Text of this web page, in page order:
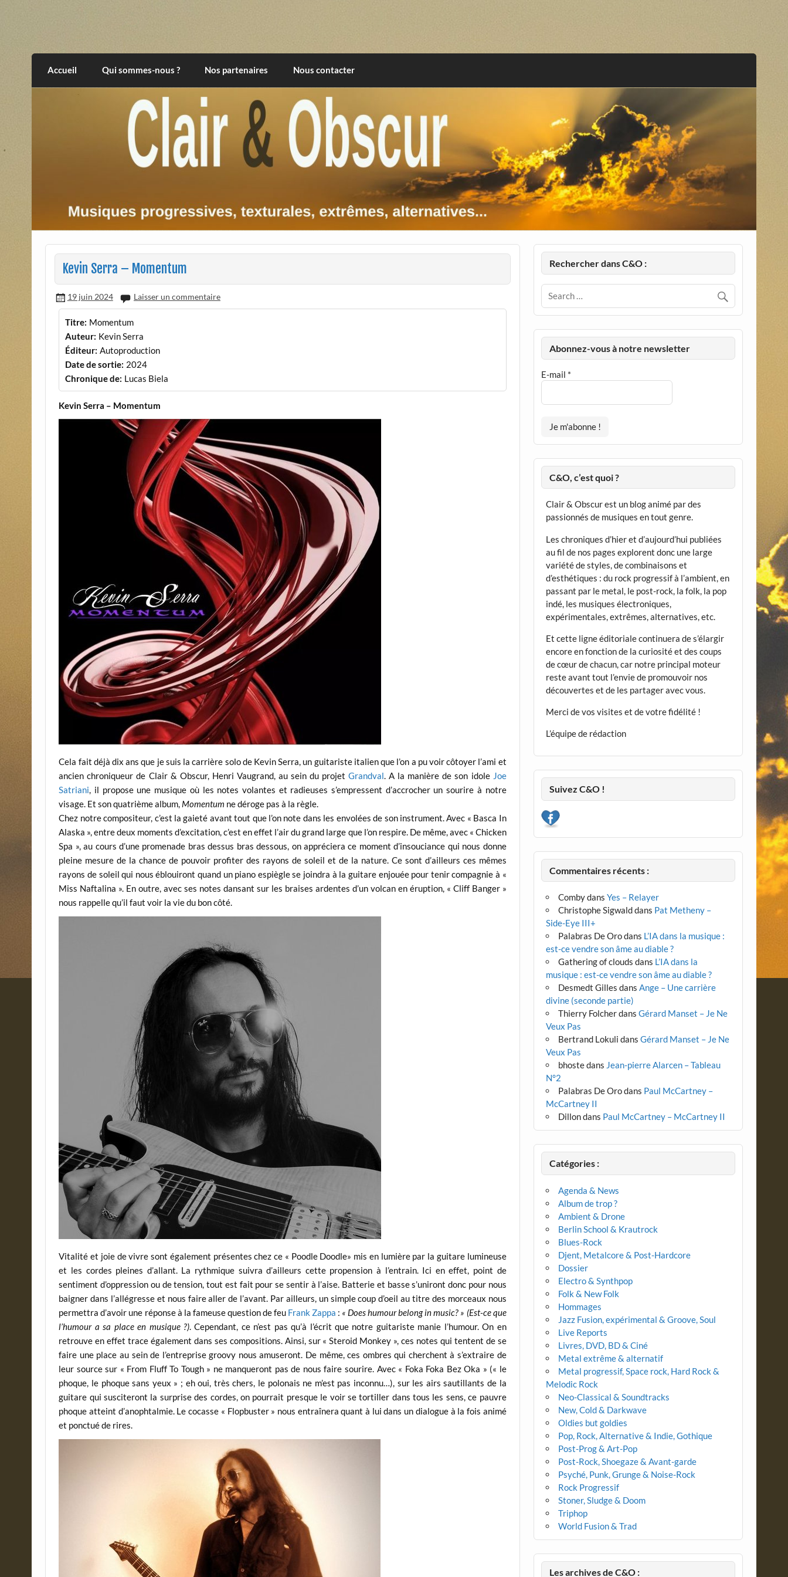
Clair et Obscur
Accueil Qui sommes-nous ? Nos partenaires Nous contacter
Kevin Serra – Momentum
19 juin 2024 Laisser un commentaire
Titre: Momentum
Auteur: Kevin Serra
Éditeur: Autoproduction
Date de sortie: 2024
Chronique de: Lucas Biela
Kevin Serra – Momentum
Cela fait déjà dix ans que je suis la carrière solo de Kevin Serra, un guitariste italien que l’on a pu voir côtoyer l’ami et
ancien chroniqueur de Clair & Obscur, Henri Vaugrand, au sein du projetGrandval. A la manière de son idole Joe
Satriani, il propose une musique où les notes volantes et radieuses s’empressent d’accrocher un sourire à notre
visage. Et son quatrième album, Momentum ne déroge pas à la règle.
Chez notre compositeur, c’est la gaieté avant tout que l’on note dans les envolées de son instrument. Avec « Basca In
Alaska », entre deux moments d’excitation, c’est en effet l’air du grand large que l’on respire. De même, avec « Chicken
Spa », au cours d’une promenade bras dessus bras dessous, on appréciera ce moment d’insouciance qui nous donne
pleine mesure de la chance de pouvoir profiter des rayons de soleil et de la nature. Ce sont d’ailleurs ces mêmes
rayons de soleil qui nous éblouiront quand un piano espiègle se joindra à la guitare enjouée pour tenir compagnie à «
Miss Naftalina ». En outre, avec ses notes dansant sur les braises ardentes d’un volcan en éruption, « Cliff Banger »
nous rappelle qu’il faut voir la vie du bon côté.
Vitalité et joie de vivre sont également présentes chez ce « Poodle Doodle» mis en lumière par la guitare lumineuse
et les cordes pleines d’allant. La rythmique suivra d’ailleurs cette propension à l’entrain. Ici en effet, point de
sentiment d’oppression ou de tension, tout est fait pour se sentir à l’aise. Batterie et basse s’uniront donc pour nous
baigner dans l’allégresse et nous faire aller de l’avant. Par ailleurs, un simple coup d’oeil au titre des morceaux nous
permettra d’avoir une réponse à la fameuse question de feu Frank Zappa : « Does humour belong in music? » (Est-ce que
l’humour a sa place en musique ?). Cependant, ce n’est pas qu’à l’écrit que notre guitariste manie l’humour. On en
retrouve en effet trace également dans ses compositions. Ainsi, sur « Steroid Monkey », ces notes qui tentent de se
faire une place au sein de l’entreprise groovy nous amuseront. De même, ces ombres qui cherchent à s’extraire de
leur source sur « From Fluff To Tough » ne manqueront pas de nous faire sourire. Avec « Foka Foka Bez Oka » (« le
phoque, le phoque sans yeux » ; eh oui, très chers, le polonais ne m’est pas inconnu…), sur les airs sautillants de la
guitare qui susciteront la surprise des cordes, on pourrait presque le voir se tortiller dans tous les sens, ce pauvre
phoque atteint d’anophtalmie. Le cocasse « Flopbuster » nous entraînera quant à lui dans un dialogue à la fois animé
et ponctué de rires.
Rechercher dans C&O :
Abonnez-vous à notre newsletter
E-mail *
C&O, c’est quoi ?
Clair & Obscur est un blog animé par des
passionnés de musiques en tout genre.
Les chroniques d’hier et d’aujourd’hui publiées
au fil de nos pages explorent donc une large
variété de styles, de combinaisons et
d’esthétiques : du rock progressif à l’ambient, en
passant par le metal, le post-rock, la folk, la pop
indé, les musiques électroniques,
expérimentales, extrêmes, alternatives, etc.
Et cette ligne éditoriale continuera de s’élargir
encore en fonction de la curiosité et des coups
de cœur de chacun, car notre principal moteur
reste avant tout l’envie de promouvoir nos
découvertes et de les partager avec vous.
Merci de vos visites et de votre fidélité !
L’équipe de rédaction
Suivez C&O !
Commentaires récents :
CombydansYes – Relayer
Christophe Sigwalddans Pat Metheny –
Side-Eye III+
Palabras De Orodans L’IA dans la musique :
est-ce vendre son âme au diable ?
Gathering of clouds dans L’IA dans la
musique : est-ce vendre son âme au diable ?
Desmedt Gilles dansAnge – Une carrière
divine (seconde partie)
Thierry FolcherdansGérard Manset – Je Ne
Veux Pas
Bertrand Lokuli dansGérard Manset – Je Ne
Veux Pas
bhostedans Jean-pierre Alarcen – Tableau
N°2
Palabras De Orodans Paul McCartney –
McCartney II
Dillondans Paul McCartney – McCartney II
Catégories :
Agenda & News
Album de trop ?
Ambient & Drone
Berlin School & Krautrock
Blues-Rock
Djent, Metalcore & Post-Hardcore
Dossier
Electro & Synthpop
Folk & New Folk
Hommages
Jazz Fusion, expérimental & Groove, Soul
Live Reports
Livres, DVD, BD & Ciné
Metal extrême & alternatif
Metal progressif, Space rock, Hard Rock &
Melodic Rock
Neo-Classical & Soundtracks
New, Cold & Darkwave
Oldies but goldies
Pop, Rock, Alternative & Indie, Gothique
Post-Prog & Art-Pop
Post-Rock, Shoegaze & Avant-garde
Psyché, Punk, Grunge & Noise-Rock
Rock Progressif
Stoner, Sludge & Doom
Triphop
World Fusion & Trad
Les archives de C&O :